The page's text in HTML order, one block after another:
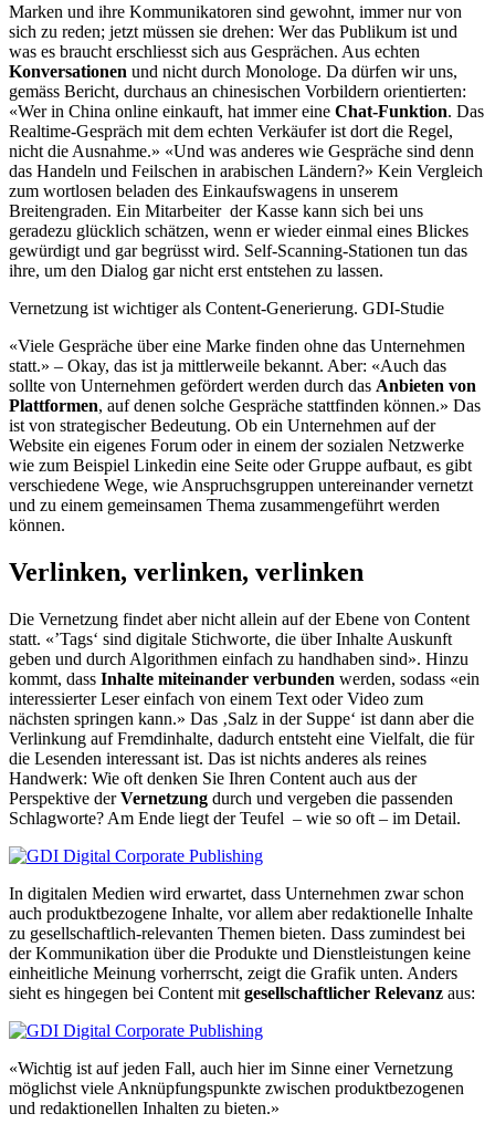
Marken und ihre Kommunikatoren sind gewohnt, immer nur von
sich zu reden; jetzt müssen sie drehen: Wer das Publikum ist und
was es braucht erschliesst sich aus Gesprächen. Aus echten
Konversationen und nicht durch Monologe. Da dürfen wir uns,
gemäss Bericht, durchaus an chinesischen Vorbildern orientierten:
«Wer in China online einkauft, hat immer eine Chat-Funktion. Das
Realtime-Gespräch mit dem echten Verkäufer ist dort die Regel,
nicht die Ausnahme.» «Und was anderes wie Gespräche sind denn
das Handeln und Feilschen in arabischen Ländern?» Kein Vergleich
zum wortlosen beladen des Einkaufswagens in unserem
Breitengraden. Ein Mitarbeiter der Kasse kann sich bei uns
geradezu glücklich schätzen, wenn er wieder einmal eines Blickes
gewürdigt und gar begrüsst wird. Self-Scanning-Stationen tun das
ihre, um den Dialog gar nicht erst entstehen zu lassen.
Vernetzung ist wichtiger als Content-Generierung. GDI-Studie
«Viele Gespräche über eine Marke finden ohne das Unternehmen
statt.» – Okay, das ist ja mittlerweile bekannt. Aber: «Auch das
sollte von Unternehmen gefördert werden durch das Anbieten von
Plattformen, auf denen solche Gespräche stattfinden können.» Das
ist von strategischer Bedeutung. Ob ein Unternehmen auf der
Website ein eigenes Forum oder in einem der sozialen Netzwerke
wie zum Beispiel Linkedin eine Seite oder Gruppe aufbaut, es gibt
verschiedene Wege, wie Anspruchsgruppen untereinander vernetzt
und zu einem gemeinsamen Thema zusammengeführt werden
können.
Verlinken, verlinken, verlinken
Die Vernetzung findet aber nicht allein auf der Ebene von Content
statt. «’Tags‘ sind digitale Stichworte, die über Inhalte Auskunft
geben und durch Algorithmen einfach zu handhaben sind». Hinzu
kommt, dass Inhalte miteinander verbunden werden, sodass «ein
interessierter Leser einfach von einem Text oder Video zum
nächsten springen kann.» Das ‚Salz in der Suppe‘ ist dann aber die
Verlinkung auf Fremdinhalte, dadurch entsteht eine Vielfalt, die für
die Lesenden interessant ist. Das ist nichts anderes als reines
Handwerk: Wie oft denken Sie Ihren Content auch aus der
Perspektive derVernetzung durch und vergeben die passenden
Schlagworte? Am Ende liegt der Teufel – wie so oft – im Detail.
In digitalen Medien wird erwartet, dass Unternehmen zwar schon
auch produktbezogene Inhalte, vor allem aber redaktionelle Inhalte
zu gesellschaftlich-relevanten Themen bieten. Dass zumindest bei
der Kommunikation über die Produkte und Dienstleistungen keine
einheitliche Meinung vorherrscht, zeigt die Grafik unten. Anders
sieht es hingegen bei Content mit gesellschaftlicher Relevanz aus:
«Wichtig ist auf jeden Fall, auch hier im Sinne einer Vernetzung
möglichst viele Anknüpfungspunkte zwischen produktbezogenen
und redaktionellen Inhalten zu bieten.»